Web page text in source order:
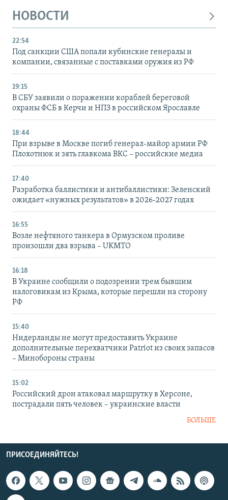
НОВОСТИ
22:54
Под санкции США попали кубинские генералы и
компании, связанные с поставками оружия из РФ
19:15
В СБУ заявили о поражении кораблей береговой
охраны ФСБ в Керчи и НПЗ в российском Ярославле
18:44
При взрыве в Москве погиб генерал-майор армии РФ
Плохотнюк и зять главкома ВКС – российские медиа
17:40
Разработка баллистики и антибаллистики: Зеленский
ожидает «нужных результатов» в 2026-2027 годах
16:55
Возле нефтяного танкера в Ормузском проливе
произошли два взрыва – UKMTO
16:18
В Украине сообщили о подозрении трем бывшим
налоговикам из Крыма, которые перешли на сторону
РФ
15:40
Нидерланды не могут предоставить Украине
дополнительные перехватчики Patriot из своих запасов
– Минобороны страны
15:02
Российский дрон атаковал маршрутку в Херсоне,
пострадали пять человек – украинские власти
БОЛЬШЕ
ПРИСОЕДИНЯЙТЕСЬ!